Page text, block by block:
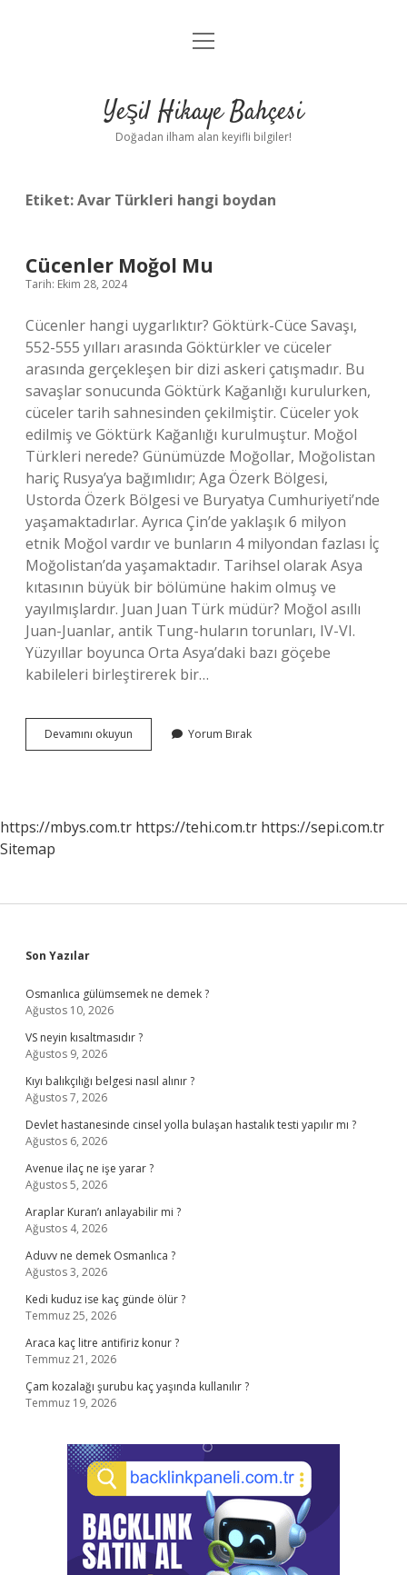
Anasayfa
Yasal Uyarı
menüyü
Yeşil Hikaye Bahçesi
Doğadan ilham alan keyifli bilgiler!
Etiket:Avar Türkleri hangi boydan
Cücenler Moğol Mu
Tarih: Ekim 28, 2024
Cücenler hangi uygarlıktır? Göktürk-Cüce Savaşı,
552-555 yılları arasında Göktürkler ve cüceler
arasında gerçekleşen bir dizi askeri çatışmadır. Bu
savaşlar sonucunda Göktürk Kağanlığı kurulurken,
cüceler tarih sahnesinden çekilmiştir. Cüceler yok
edilmiş ve Göktürk Kağanlığı kurulmuştur. Moğol
Türkleri nerede? Günümüzde Moğollar, Moğolistan
hariç Rusya’ya bağımlıdır; Aga Özerk Bölgesi,
Ustorda Özerk Bölgesi ve Buryatya Cumhuriyeti’nde
yaşamaktadırlar. Ayrıca Çin’de yaklaşık 6 milyon
etnik Moğol vardır ve bunların 4 milyondan fazlası İç
Moğolistan’da yaşamaktadır. Tarihsel olarak Asya
kıtasının büyük bir bölümüne hakim olmuş ve
yayılmışlardır. Juan Juan Türk müdür? Moğol asıllı
Juan-Juanlar, antik Tung-huların torunları, IV-VI.
Yüzyıllar boyunca Orta Asya’daki bazı göçebe
kabileleri birleştirerek bir…
Devamını okuyun Cücenler
Moğol
Yorum Bırak
https://mbys.com.tr https://tehi.com.tr https://sepi.com.tr
Sitemap
Sidebar
Son Yazılar
Osmanlıca gülümsemek ne demek ?
Ağustos 10, 2026
VS neyin kısaltmasıdır ?
Ağustos 9, 2026
Kıyı balıkçılığı belgesi nasıl alınır ?
Ağustos 7, 2026
Devlet hastanesinde cinsel yolla bulaşan hastalık testi yapılır mı ?
Ağustos 6, 2026
Avenue ilaç ne işe yarar ?
Ağustos 5, 2026
Araplar Kuran’ı anlayabilir mi ?
Ağustos 4, 2026
Aduvv ne demek Osmanlıca ?
Ağustos 3, 2026
Kedi kuduz ise kaç günde ölür ?
Temmuz 25, 2026
Araca kaç litre antifiriz konur ?
Temmuz 21, 2026
Çam kozalağı şurubu kaç yaşında kullanılır ?
Temmuz 19, 2026